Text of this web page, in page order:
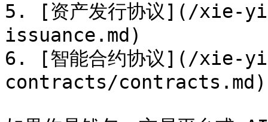
5. [资产发行协议](/xie-
issuance.md)
6. [智能合约协议](/xie-
contracts/contracts.md)